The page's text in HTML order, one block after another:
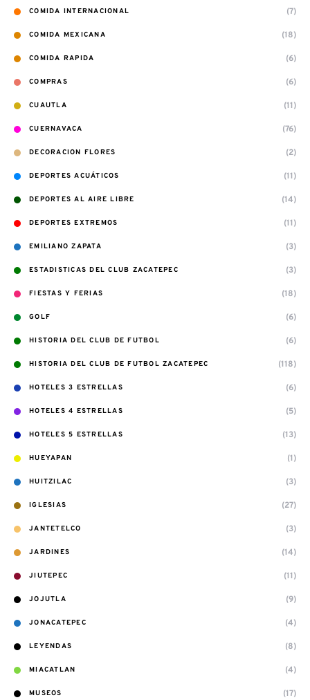
COMIDA INTERNACIONAL (7)
COMIDA MEXICANA (18)
COMIDA RAPIDA (6)
COMPRAS (6)
CUAUTLA (11)
CUERNAVACA (76)
DECORACION FLORES (2)
DEPORTES ACUÁTICOS (11)
DEPORTES AL AIRE LIBRE (14)
DEPORTES EXTREMOS (11)
EMILIANO ZAPATA (3)
ESTADISTICAS DEL CLUB ZACATEPEC (3)
FIESTAS Y FERIAS (18)
GOLF (6)
HISTORIA DEL CLUB DE FUTBOL (6)
HISTORIA DEL CLUB DE FUTBOL ZACATEPEC (118)
HOTELES 3 ESTRELLAS (6)
HOTELES 4 ESTRELLAS (5)
HOTELES 5 ESTRELLAS (13)
HUEYAPAN (1)
HUITZILAC (3)
IGLESIAS (27)
JANTETELCO (3)
JARDINES (14)
JIUTEPEC (11)
JOJUTLA (9)
JONACATEPEC (4)
LEYENDAS (8)
MIACATLAN (4)
MUSEOS (17)